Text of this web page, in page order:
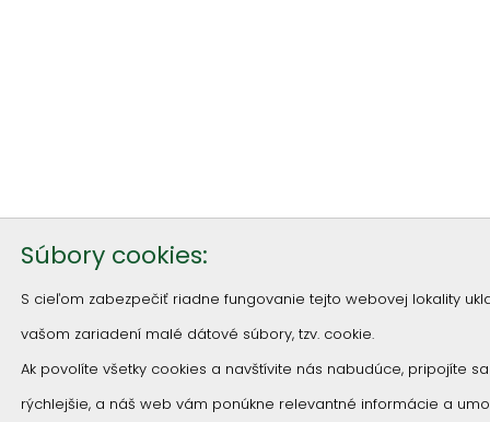
Súbory cookies:
S cieľom zabezpečiť riadne fungovanie tejto webovej lokality
vašom zariadení malé dátové súbory, tzv. cookie.
Ak povolíte všetky cookies a navštívite nás nabudúce, pripojíte
rýchlejšie, a náš web vám ponúkne relevantné informácie a